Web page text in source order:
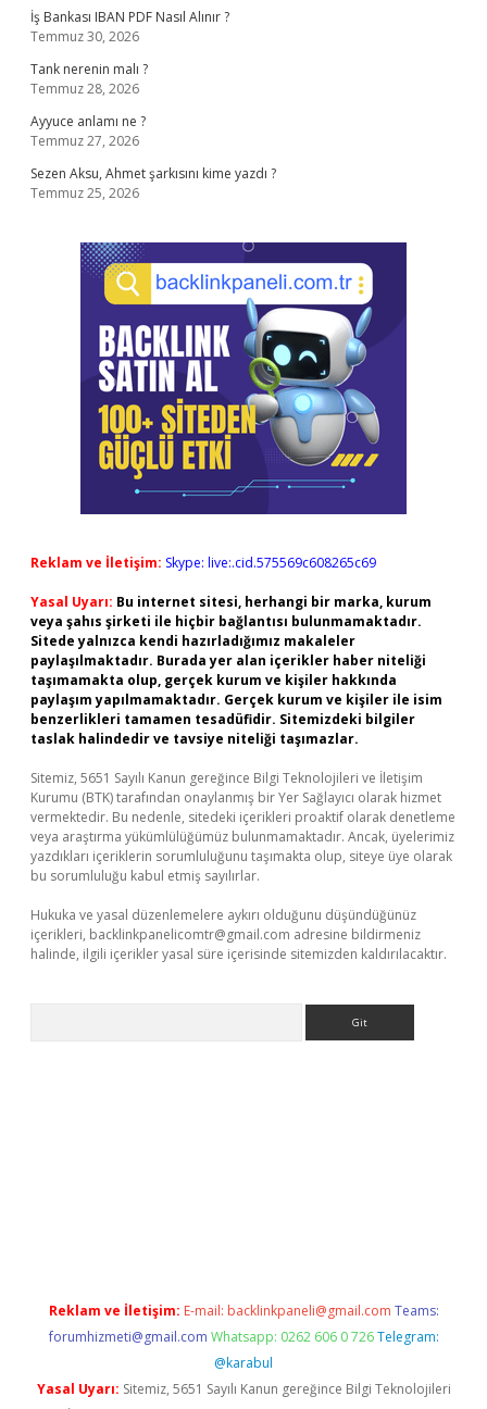
İş Bankası IBAN PDF Nasıl Alınır ?
Temmuz 30, 2026
Tank nerenin malı ?
Temmuz 28, 2026
Ayyuce anlamı ne ?
Temmuz 27, 2026
Sezen Aksu, Ahmet şarkısını kime yazdı ?
Temmuz 25, 2026
Reklam ve İletişim: Skype: live:.cid.575569c608265c69
Yasal Uyarı: Bu internet sitesi, herhangi bir marka, kurum
veya şahıs şirketi ile hiçbir bağlantısı bulunmamaktadır.
Sitede yalnızca kendi hazırladığımız makaleler
paylaşılmaktadır. Burada yer alan içerikler haber niteliği
taşımamakta olup, gerçek kurum ve kişiler hakkında
paylaşım yapılmamaktadır. Gerçek kurum ve kişiler ile isim
benzerlikleri tamamen tesadüfidir. Sitemizdeki bilgiler
taslak halindedir ve tavsiye niteliği taşımazlar.
Sitemiz, 5651 Sayılı Kanun gereğince Bilgi Teknolojileri ve İletişim
Kurumu (BTK) tarafından onaylanmış bir Yer Sağlayıcı olarak hizmet
vermektedir. Bu nedenle, sitedeki içerikleri proaktif olarak denetleme
veya araştırma yükümlülüğümüz bulunmamaktadır. Ancak, üyelerimiz
yazdıkları içeriklerin sorumluluğunu taşımakta olup, siteye üye olarak
bu sorumluluğu kabul etmiş sayılırlar.
Hukuka ve yasal düzenlemelere aykırı olduğunu düşündüğünüz
içerikleri, backlinkpanelicomtr@gmail.com adresine bildirmeniz
halinde, ilgili içerikler yasal süre içerisinde sitemizden kaldırılacaktır.
Reklam ve İletişim: E-mail: backlinkpaneli@gmail.com Teams:
forumhizmeti@gmail.com Whatsapp: 0262 606 0 726 Telegram:
@karabul
Yasal Uyarı: Sitemiz, 5651 Sayılı Kanun gereğince Bilgi Teknolojileri